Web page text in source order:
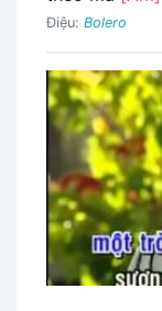
Điệu: Bolero